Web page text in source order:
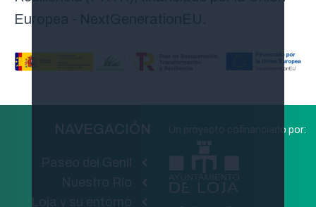
Europea - NextGenerationEU.
NAVEGACIÓN
Paseo del Genil
Nuestro Río
Loja y su entorno
Un proyecto cofinanciado por: